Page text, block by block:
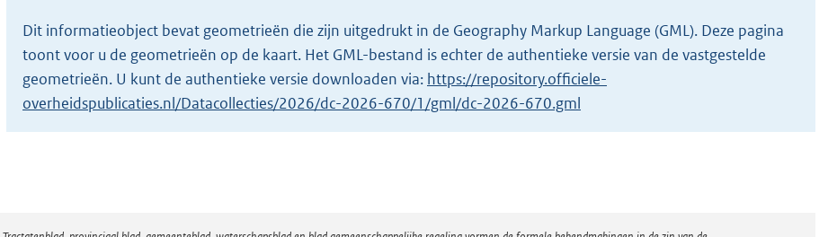
g
r
o
o
Dit informatieobject bevat geometrieën die zijn uitgedrukt in de Geography Markup Language (GML). Deze pagina
toont voor u de geometrieën op de kaart. Het GML-bestand is echter de authentieke versie van de vastgestelde
geometrieën. U kunt de authentieke versie downloaden via: https://repository.officiele-
overheidspublicaties.nl/Datacollecties/2026/dc-2026-670/1/gml/dc-2026-670.gml